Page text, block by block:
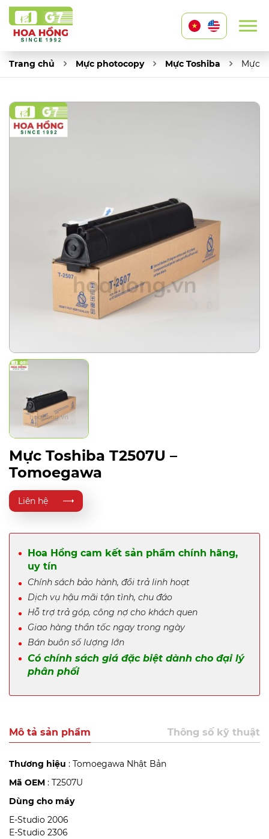
Trang chủ Mực photocopy Mực Toshiba Mực
Mực Toshiba T2507U –
Tomoegawa
Liên hệ
Hoa Hồng cam kết sản phẩm chính hãng,
uy tín
Chính sách bảo hành, đổi trả linh hoạt
Dịch vụ hậu mãi tận tình, chu đáo
Hỗ trợ trả góp, công nợ cho khách quen
Giao hàng thần tốc ngay trong ngày
Bán buôn số lượng lớn
Có chính sách giá đặc biệt dành cho đại lý
phân phối
Mô tả sản phẩm Thông số kỹ thuật
Thương hiệu : Tomoegawa Nhật Bản
Mã OEM : T2507U
Dùng cho máy
E-Studio 2006
E-Studio 2306